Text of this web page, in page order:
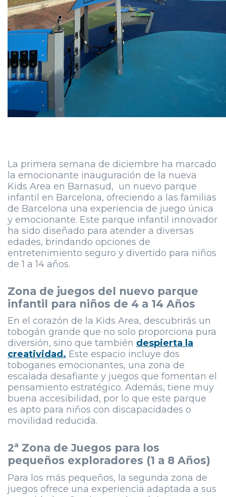
La primera semana de diciembre ha marcado
la emocionante inauguración de la nueva
Kids Area en Barnasud, un nuevo parque
infantil en Barcelona, ofreciendo a las familias
de Barcelona una experiencia de juego única
y emocionante. Este parque infantil innovador
ha sido diseñado para atender a diversas
edades, brindando opciones de
entretenimiento seguro y divertido para niños
de 1 a 14 años.
Zona de juegos del nuevo parque
infantil para niños de 4 a 14 Años
En el corazón de la Kids Area, descubrirás un
tobogán grande que no solo proporciona pura
diversión, sino que también despierta la
creatividad. Este espacio incluye dos
toboganes emocionantes, una zona de
escalada desafiante y juegos que fomentan el
pensamiento estratégico. Además, tiene muy
buena accesibilidad, por lo que este parque
es apto para niños con discapacidades o
movilidad reducida.
2ª Zona de Juegos para los
pequeños exploradores (1 a 8 Años)
Para los más pequeños, la segunda zona de
juegos ofrece una experiencia adaptada a sus